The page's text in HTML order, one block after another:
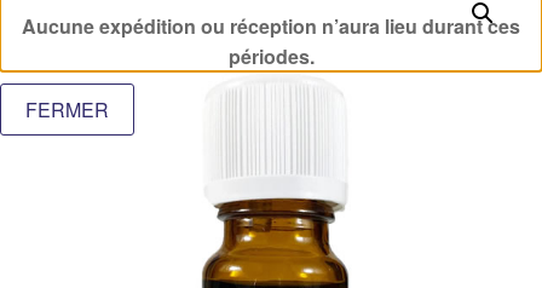
Aucune expédition ou réception n’aura lieu durant ces
périodes.
FERMER